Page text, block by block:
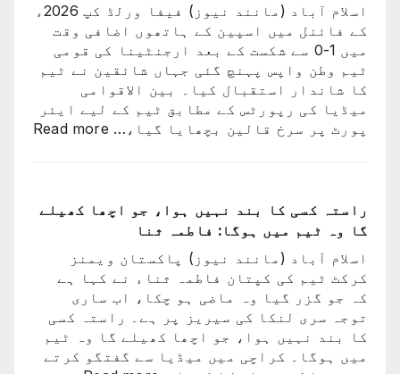
نکالنے
کی
درخواست
پر
2
کروڑ
33
دستخط
اسلام آباد (مانند نیوز) فیفا ورلڈ کپ 2026ء
کے فائنل میں اسپین کے ہاتھوں اضافی وقت
میں 1-0 سے شکست کے بعد ارجنٹینا کی قومی
ٹیم وطن واپس پہنچ گئی جہاں شائقین نے ٹیم
کا شاندار استقبال کیا۔ بین الاقوامی
میڈیا کی رپورٹس کے مطابق ٹیم کے لیے ایئر
پورٹ پر سرخ قالین بچھایا گیا،… Read more
راستہ کسی کا بند نہیں ہوا، جو اچھا کھیلے
گا وہ ٹیم میں ہوگا: فاطمہ ثنا
اسلام آباد (مانند نیوز) پاکستان ویمنز
کرکٹ ٹیم کی کپتان فاطمہ ثناء نے کہا ہے
کہ جو گزر گیا وہ ماضی ہو چکا، اب ساری
توجہ سری لنکا کی سیریز پر ہے۔ راستہ کسی
کا بند نہیں ہوا، جو اچھا کھیلے گا وہ ٹیم
میں ہوگا۔ کراچی میں میڈیا سے گفتگو کرتے